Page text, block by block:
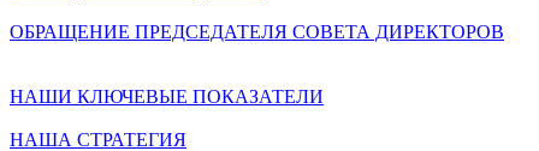
ОБРАЩЕНИЕ ПРЕДСЕДАТЕЛЯ СОВЕТА ДИРЕКТОРОВ
НАШИ КЛЮЧЕВЫЕ ПОКАЗАТЕЛИ
НАША СТРАТЕГИЯ